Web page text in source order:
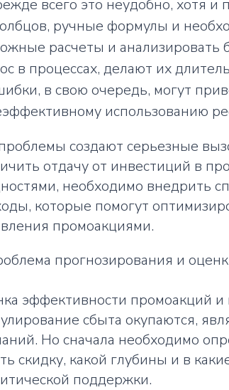
всего это неудобно, хотя
ручные формулы и
расчеты и
в процессах, делают их
в свою очередь, могут
использованию
создают серьезные
отдачу от инвестиций в
необходимо внедрить
которые помогут
промоакциями.
прогнозирования и
эффективности промоакций и
сбыта окупаются,
Но сначала необходимо
скидку, какой глубины и в
поддержки.